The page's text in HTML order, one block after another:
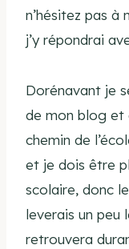
n’hésitez pas à
j’y répondrai
Dorénavant je
de mon blog et
chemin de
et je dois être
scolaire, donc
leverais un peu
retrouvera